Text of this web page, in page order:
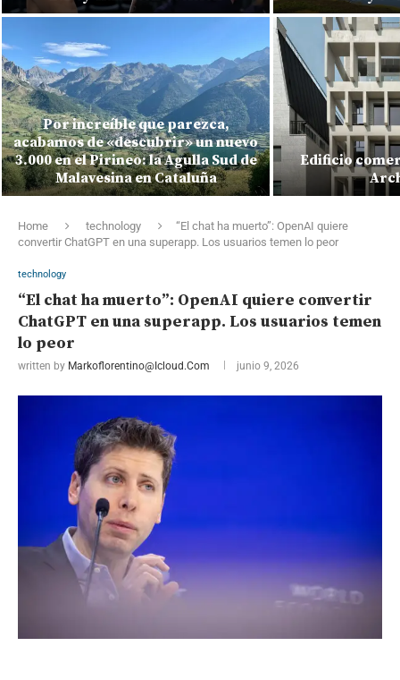
Por increíble que parezca,
acabamos de «descubrir» un nuevo
3.000 en el Pirineo: la Agulla Sud de
Malavesina en Cataluña
Edificio
Home technology
“El chat ha muerto”: OpenAI quiere
convertir ChatGPT en una superapp. Los usuarios temen lo peor
technology
“El chat ha muerto”: OpenAI quiere convertir
ChatGPT en una superapp. Los usuarios temen
lo peor
written by Markoflorentino@icloud.com junio 9, 2026